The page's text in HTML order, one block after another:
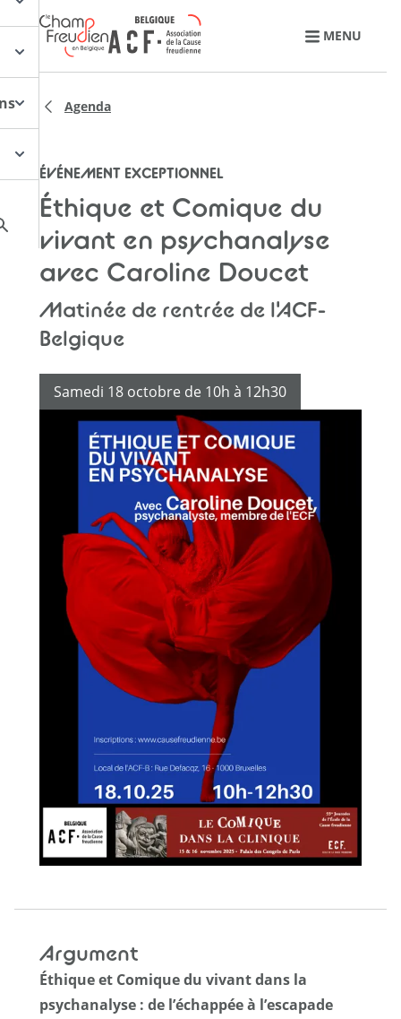
Retourner à l'accueil
MENU
Agenda
ÉVÉNEMENT EXCEPTIONNEL
Éthique et Comique du
vivant en psychanalyse
avec Caroline Doucet
Matinée de rentrée de l'ACF-
Belgique
Samedi 18 octobre de 10h à 12h30
Argument
Éthique et Comique du vivant dans la
psychanalyse : de l’échappée à l’escapade